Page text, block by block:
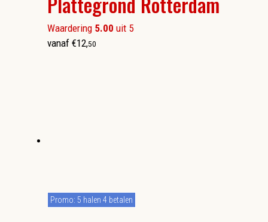
Waardering 5.00 uit 5
vanaf €12,50
Promo: 5 halen 4 betalen